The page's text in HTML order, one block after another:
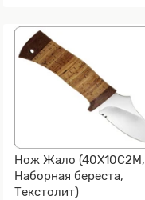
Нож Жало (40Х10С2М,
Наборная береста,
Текстолит)